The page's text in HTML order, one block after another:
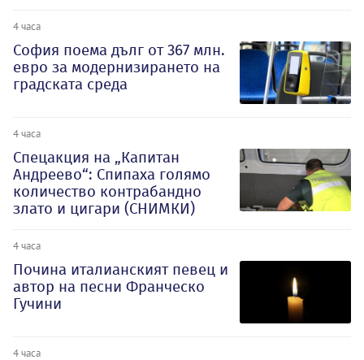
4 часа
София поема дълг от 367 млн.
евро за модернизирането на
градската среда
4 часа
Спецакция на „Капитан
Андреево“: Спипаха голямо
количество контрабандно
злато и цигари (СНИМКИ)
4 часа
Почина италианският певец и
автор на песни Франческо
Гучини
4 часа